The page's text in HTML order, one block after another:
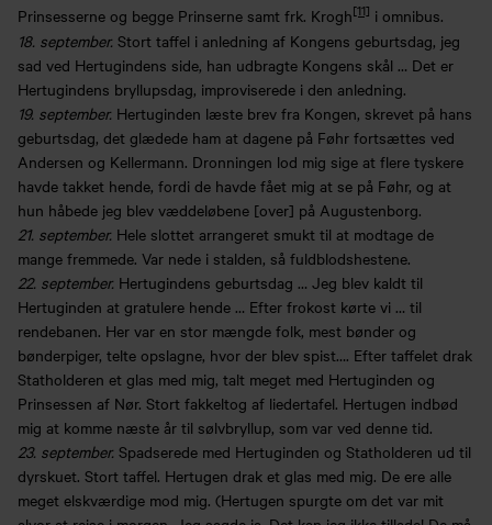
Prinsesserne og begge Prinserne samt frk. Krogh[11] i omnibus.
18. september. Stort taffel i anledning af Kongens geburtsdag, jeg
sad ved Hertugindens side, han udbragte Kongens skål … Det er
Hertugindens bryllupsdag, improviserede i den anledning.
19. september. Hertuginden læste brev fra Kongen, skrevet på hans
geburtsdag, det glædede ham at dagene på Føhr fortsættes ved
Andersen og Kellermann. Dronningen lod mig sige at flere tyskere
havde takket hende, fordi de havde fået mig at se på Føhr, og at
hun håbede jeg blev væddeløbene [over] på Augustenborg.
21. september. Hele slottet arrangeret smukt til at modtage de
mange fremmede. Var nede i stalden, så fuldblodshestene.
22. september. Hertugindens geburtsdag … Jeg blev kaldt til
Hertuginden at gratulere hende … Efter frokost kørte vi … til
rendebanen. Her var en stor mængde folk, mest bønder og
bønderpiger, telte opslagne, hvor der blev spist…. Efter taffelet drak
Statholderen et glas med mig, talt meget med Hertuginden og
Prinsessen af Nør. Stort fakkeltog af liedertafel. Hertugen indbød
mig at komme næste år til sølvbryllup, som var ved denne tid.
23. september. Spadserede med Hertuginden og Statholderen ud til
dyrskuet. Stort taffel. Hertugen drak et glas med mig. De ere alle
meget elskværdige mod mig. (Hertugen spurgte om det var mit